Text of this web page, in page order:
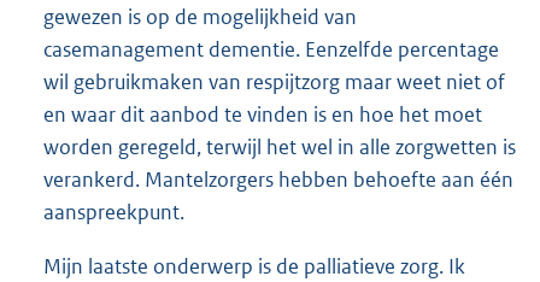
gewezen is op de mogelijkheid van
casemanagement dementie. Eenzelfde percentage
wil gebruikmaken van respijtzorg maar weet niet of
en waar dit aanbod te vinden is en hoe het moet
worden geregeld, terwijl het wel in alle zorgwetten is
verankerd. Mantelzorgers hebben behoefte aan één
aanspreekpunt.
Mijn laatste onderwerp is de palliatieve zorg. Ik